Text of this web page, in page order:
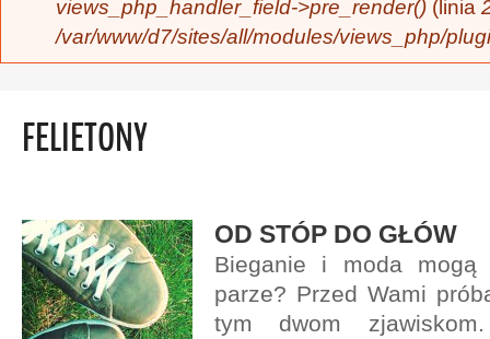
views_php_handler_field->pre_render() (linia
/var/www/d7/sites/all/modules/views_php/
FELIETONY
OD STÓP DO GŁÓW
Bieganie i moda
parze? Przed Wami
tym dwom